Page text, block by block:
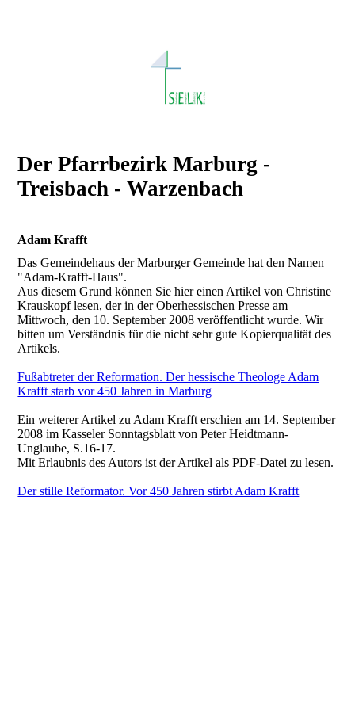
Der Pfarrbezirk Marburg -
Treisbach - Warzenbach
Adam Krafft
Das Gemeindehaus der Marburger Gemeinde hat den Namen
"Adam-Krafft-Haus".
Aus diesem Grund können Sie hier einen Artikel von Christine
Krauskopf lesen, der in der Oberhessischen Presse am
Mittwoch, den 10. September 2008 veröffentlicht wurde. Wir
bitten um Verständnis für die nicht sehr gute Kopierqualität des
Artikels.
Fußabtreter der Reformation. Der hessische Theologe Adam
Krafft starb vor 450 Jahren in Marburg
Ein weiterer Artikel zu Adam Krafft erschien am 14. September
2008 im Kasseler Sonntagsblatt von Peter Heidtmann-
Unglaube, S.16-17.
Mit Erlaubnis des Autors ist der Artikel als PDF-Datei zu lesen.
Der stille Reformator. Vor 450 Jahren stirbt Adam Krafft